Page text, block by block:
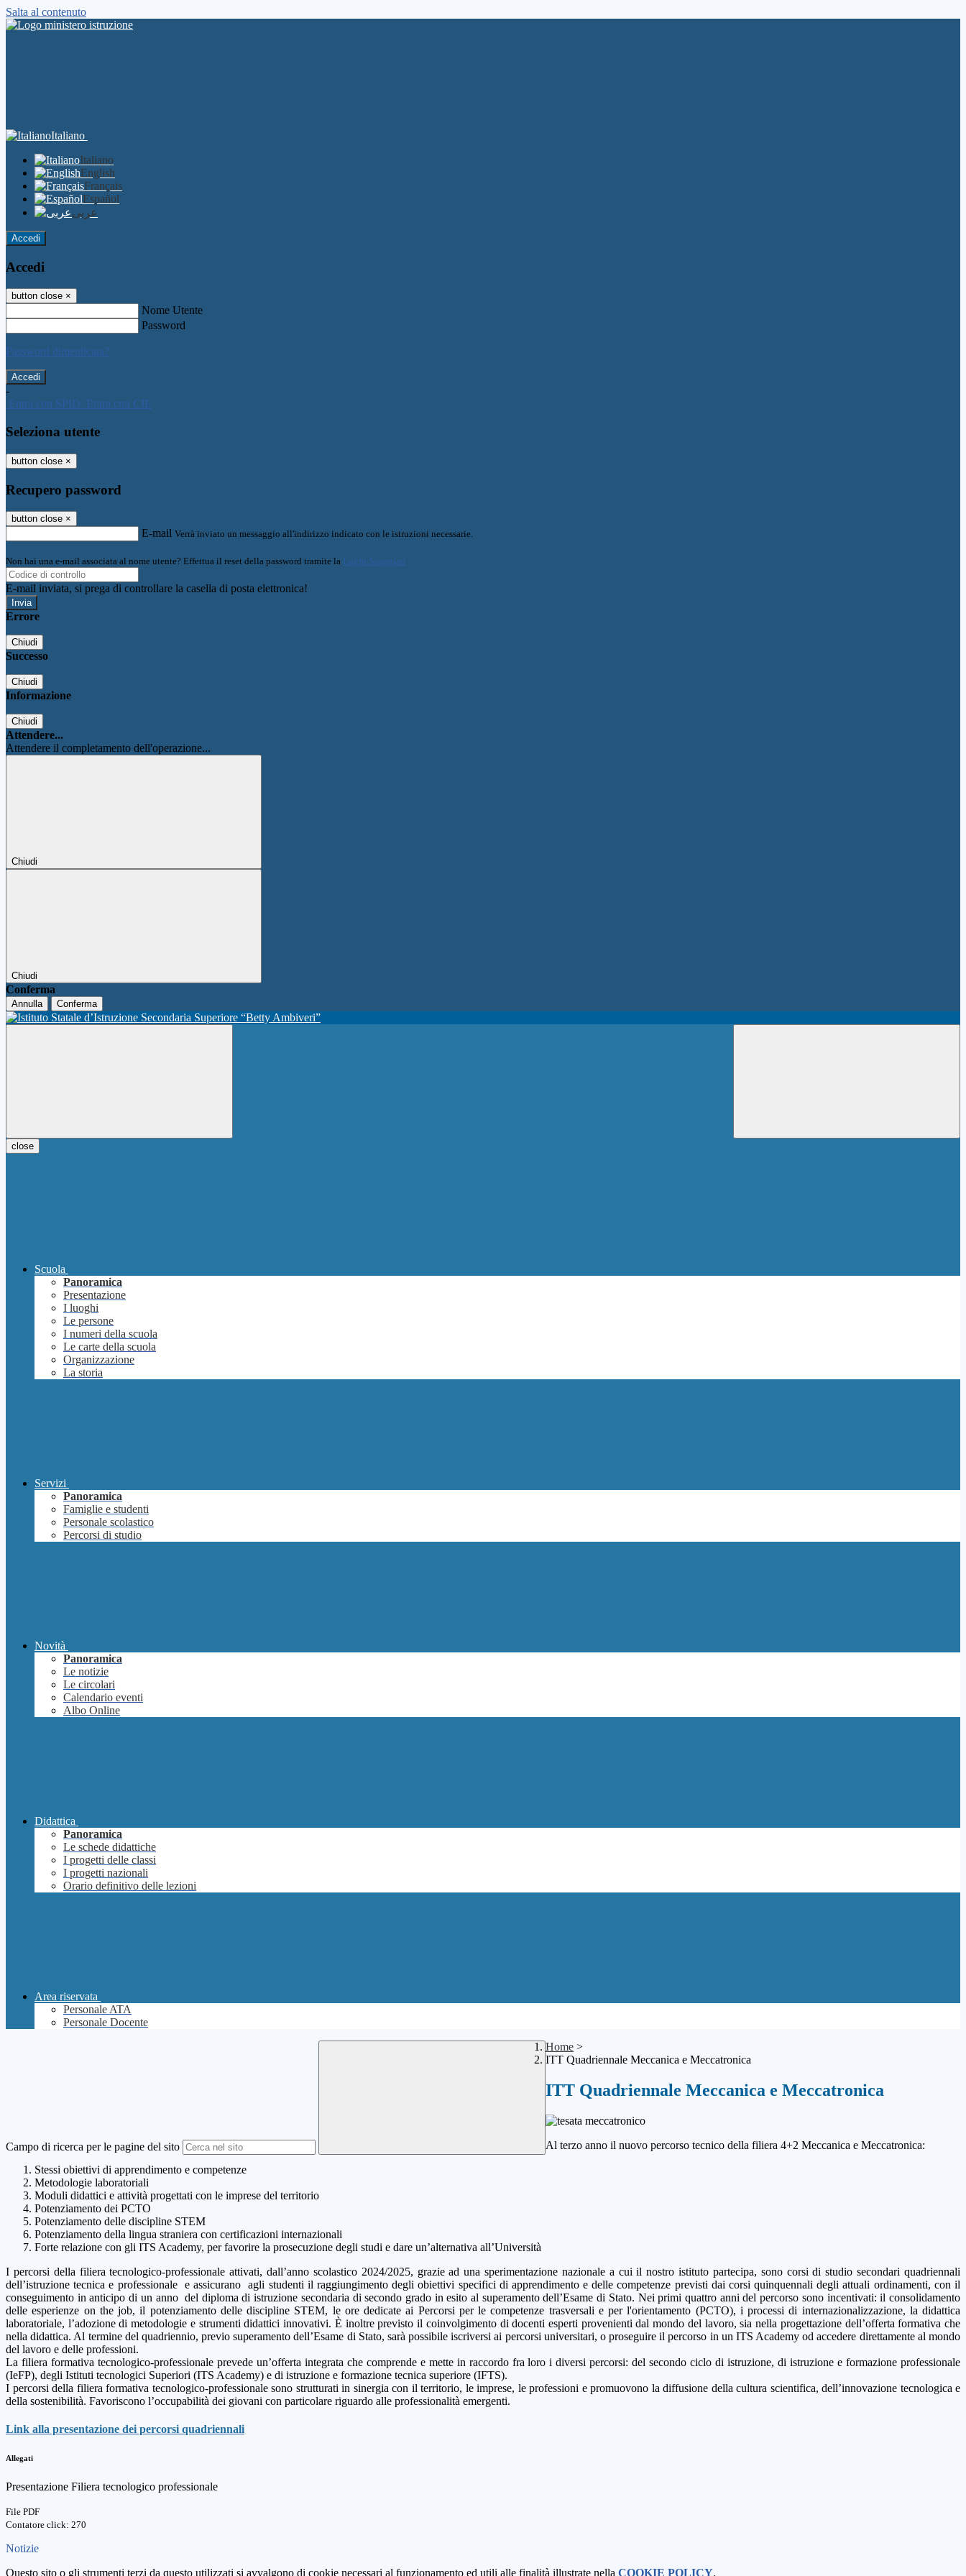
Salta al contenuto
Italiano
Italiano
English
Français
Español
عربى
Accedi
Accedi
button close ×
Nome Utente
Password
Password dimenticata?
-
Entra con SPID Entra con CIE
Seleziona utente
button close ×
Recupero password
button close ×
E-mail Verrà inviato un messaggio all'indirizzo indicato con le istruzioni necessarie.
Non hai una e-mail associata al nome utente? Effettua il reset della password tramite la Login Spaggiari
E-mail inviata, si prega di controllare la casella di posta elettronica!
Errore
Chiudi
Successo
Chiudi
Informazione
Chiudi
Attendere...
Attendere il completamento dell'operazione...
Chiudi
Chiudi
Conferma
Annulla Conferma
close
Scuola
Panoramica
Presentazione
I luoghi
Le persone
I numeri della scuola
Le carte della scuola
Organizzazione
La storia
Servizi
Panoramica
Famiglie e studenti
Personale scolastico
Percorsi di studio
Novità
Panoramica
Le notizie
Le circolari
Calendario eventi
Albo Online
Didattica
Panoramica
Le schede didattiche
I progetti delle classi
I progetti nazionali
Orario definitivo delle lezioni
Area riservata
Personale ATA
Personale Docente
Campo di ricerca per le pagine del sito
Home >
ITT Quadriennale Meccanica e Meccatronica
ITT Quadriennale Meccanica e Meccatronica
Al terzo anno il nuovo percorso tecnico della filiera 4+2 Meccanica e Meccatronica:
Stessi obiettivi di apprendimento e competenze
Metodologie laboratoriali
Moduli didattici e attività progettati con le imprese del territorio
Potenziamento dei PCTO
Potenziamento delle discipline STEM
Potenziamento della lingua straniera con certificazioni internazionali
Forte relazione con gli ITS Academy, per favorire la prosecuzione degli studi e dare un’alternativa all’Università
I percorsi della filiera tecnologico-professionale attivati, dall’anno scolastico 2024/2025, grazie ad una sperimentazione nazionale a cui il nostro istituto partecipa, sono corsi di studio secondari quadriennali
dell’istruzione tecnica e professionale e assicurano agli studenti il raggiungimento degli obiettivi specifici di apprendimento e delle competenze previsti dai corsi quinquennali degli attuali ordinamenti, con il
conseguimento in anticipo di un anno del diploma di istruzione secondaria di secondo grado in esito al superamento dell’Esame di Stato. Nei primi quattro anni del percorso sono incentivati: il consolidamento
delle esperienze on the job, il potenziamento delle discipline STEM, le ore dedicate ai Percorsi per le competenze trasversali e per l'orientamento (PCTO), i processi di internazionalizzazione, la didattica
laboratoriale, l’adozione di metodologie e strumenti didattici innovativi. È inoltre previsto il coinvolgimento di docenti esperti provenienti dal mondo del lavoro, sia nella progettazione dell’offerta formativa che
nella didattica. Al termine del quadriennio, previo superamento dell’Esame di Stato, sarà possibile iscriversi ai percorsi universitari, o proseguire il percorso in un ITS Academy od accedere direttamente al mondo
del lavoro e delle professioni.
La filiera formativa tecnologico-professionale prevede un’offerta integrata che comprende e mette in raccordo fra loro i diversi percorsi: del secondo ciclo di istruzione, di istruzione e formazione professionale
(IeFP), degli Istituti tecnologici Superiori (ITS Academy) e di istruzione e formazione tecnica superiore (IFTS).
I percorsi della filiera formativa tecnologico-professionale sono strutturati in sinergia con il territorio, le imprese, le professioni e promuovono la diffusione della cultura scientifica, dell’innovazione tecnologica e
della sostenibilità. Favoriscono l’occupabilità dei giovani con particolare riguardo alle professionalità emergenti.
Link alla presentazione dei percorsi quadriennali
Allegati
Presentazione Filiera tecnologico professionale
File PDF
Contatore click: 270
Notizie
Questo sito o gli strumenti terzi da questo utilizzati si avvalgono di cookie necessari al funzionamento ed utili alle finalità illustrate nella COOKIE POLICY.